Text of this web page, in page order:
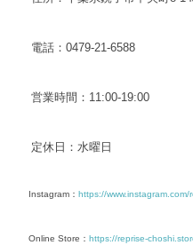
電話：0479-21-6588
営業時間：11:00-19:00
定休日：水曜日
Instagram：https://
Online Store：https://reprise-